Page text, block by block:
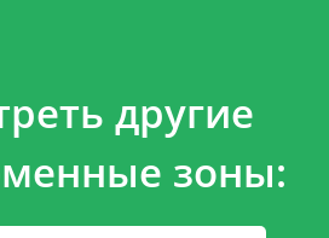
другие
зоны: